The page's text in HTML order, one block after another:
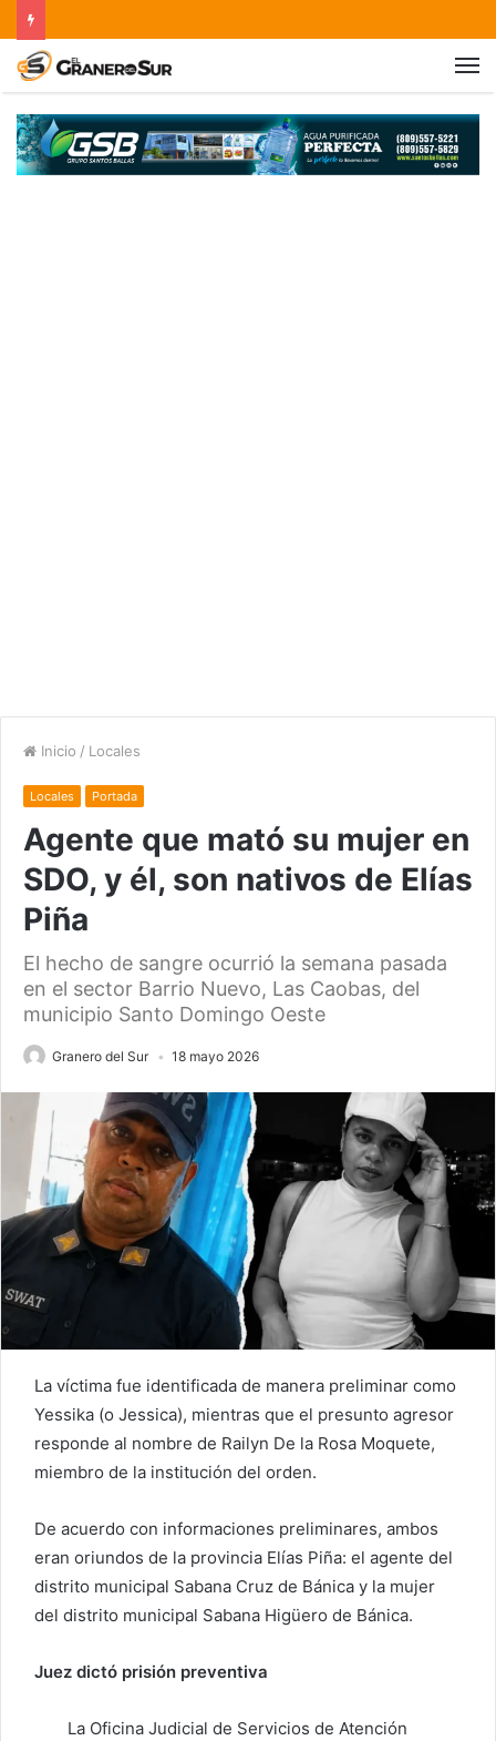
Inicio / Locales
Locales Portada
Agente que mató su mujer en
SDO, y él, son nativos de Elías
Piña
El hecho de sangre ocurrió la semana pasada
en el sector Barrio Nuevo, Las Caobas, del
municipio Santo Domingo Oeste
Granero del Sur 18 mayo 2026
La víctima fue identificada de manera preliminar como
Yessika (o Jessica), mientras que el presunto agresor
responde al nombre de Railyn De la Rosa Moquete,
miembro de la institución del orden.
De acuerdo con informaciones preliminares, ambos
eran oriundos de la provincia Elías Piña: el agente del
distrito municipal Sabana Cruz de Bánica y la mujer
del distrito municipal Sabana Higüero de Bánica.
Juez dictó prisión preventiva
La Oficina Judicial de Servicios de Atención